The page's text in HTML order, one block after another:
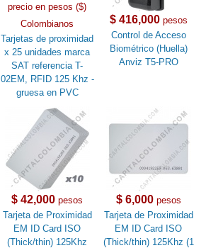
precio en pesos ($)
Colombianos
Tarjetas de proximidad
x 25 unidades marca
SAT referencia T-
02EM, RFID 125 Khz -
gruesa en PVC
$ 416,000pesos
Control de Acceso
Biométrico (Huella)
Anviz T5-PRO
$ 42,000 pesos
Tarjeta de Proximidad
EM ID Card ISO
(Thick/thin) 125Khz
$ 6,000pesos
Tarjeta de Proximidad
EM ID Card ISO
(Thick/thin) 125Khz (1